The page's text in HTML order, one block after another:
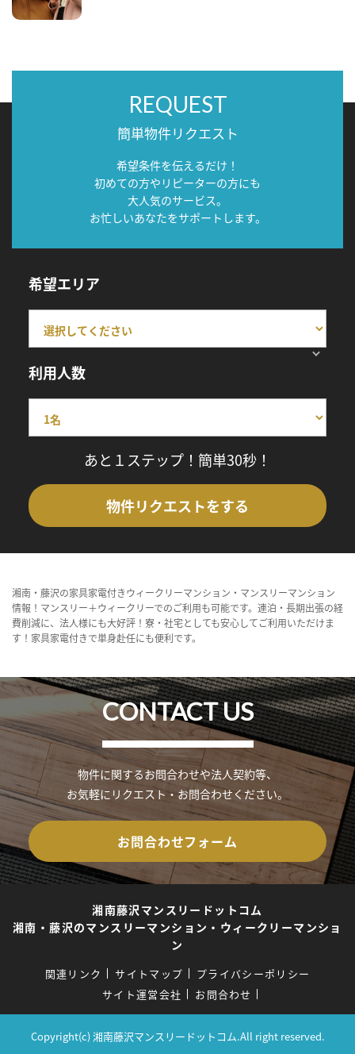
REQUEST
簡単物件リクエスト
希望条件を伝えるだけ！
初めての方やリピーターの方にも
大人気のサービス。
お忙しいあなたをサポートします。
希望エリア
利用人数
あと１ステップ！簡単30秒！
物件リクエストをする
湘南・藤沢の家具家電付きウィークリーマンション・マンスリーマンション
情報！マンスリー＋ウィークリーでのご利用も可能です。連泊・長期出張の経
費削減に、法人様にも大好評！寮・社宅としても安心してご利用いただけま
す！家具家電付きで単身赴任にも便利です。
CONTACT US
物件に関するお問合わせや法人契約等、
お気軽にリクエスト・お問合わせください。
お問合わせフォーム
湘南藤沢マンスリードットコム
湘南・藤沢のマンスリーマンション・ウィークリーマンショ
ン
関連リンク サイトマップ
プライバシーポリシー
サイト運営会社
お問合わせ
Copyright(c) 湘南藤沢マンスリードットコム.All right reserved.